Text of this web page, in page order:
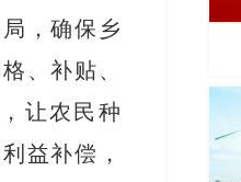
，确保乡
、补贴、
让农民种
益补偿，